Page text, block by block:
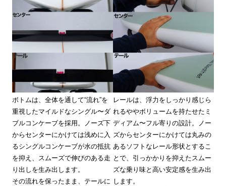
ボトムは、全体を通して“流れ”を
重視したマイルドなシングル〜ダ
ブルコンケーブを採用。ノーズ下
からセンターにかけては浅めに入
るシングルコンケーブが水の抵抗
を抑え、スムーズで伸びのある走
り出しを生み出します。
その流れを保ったまま、テールに
レールは、浮力をしっかり感じら
れるややボリュームを持たせたミ
ディアム〜フル寄りの設計。ノー
ズからセンターにかけては丸みの
あるソフトなレール形状とするこ
とで、引っかかりを抑えたスムー
ズな乗り味と高い安定感を生み出
します。